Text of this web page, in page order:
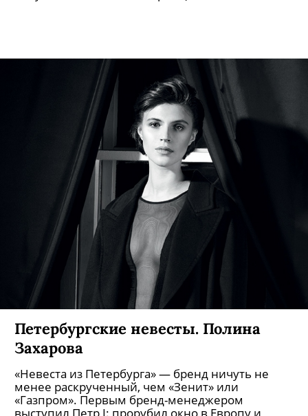
Петербургские невесты.
Оглавление
«Невеста из Петербурга» — бренд ничуть не
менее раскрученный, чем «Зенит» или
«Газпром». Первым бренд-менеджером
выступил Петр I: прорубил окно в Европу и
сразу отправил в него дочь Анну Петровну,
замуж за голштинского принца.